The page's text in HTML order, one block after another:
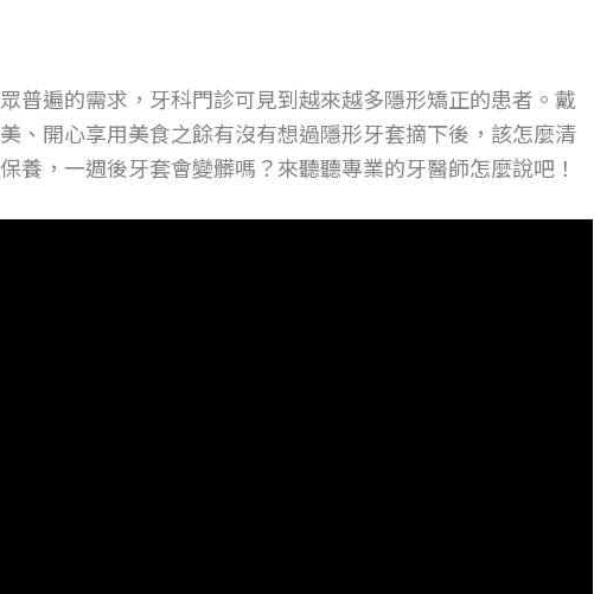
普遍的需求，牙科門診可見到越來越多隱形矯正的患者。戴
、開心享用美食之餘有沒有想過隱形牙套摘下後，該怎麼清
養，一週後牙套會變髒嗎？來聽聽專業的牙醫師怎麼說吧！